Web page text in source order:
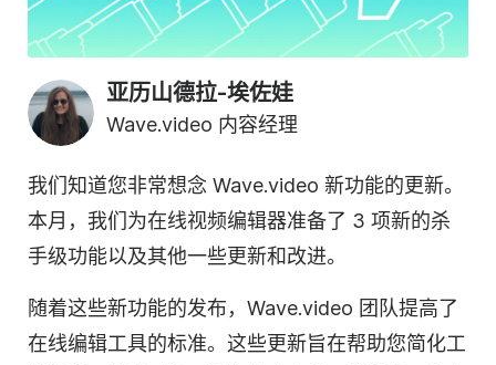
亚历山德拉-埃佐娃
Wave.video 内容经理
我们知道您非常想念 Wave.video 新功能的更新。
本月，我们为在线视频编辑器准备了 3 项新的杀
手级功能以及其他一些更新和改进。
随着这些新功能的发布，Wave.video 团队提高了
在线编辑工具的标准。这些更新旨在帮助您简化工